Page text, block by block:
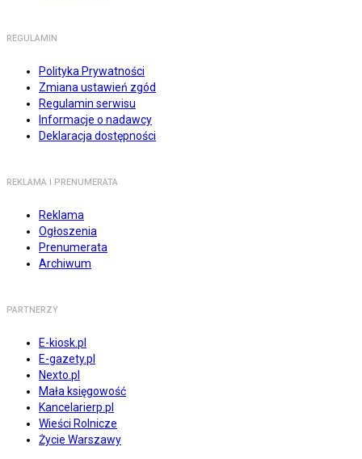
REGULAMIN
Polityka Prywatności
Zmiana ustawień zgód
Regulamin serwisu
Informacje o nadawcy
Deklaracja dostępności
REKLAMA I PRENUMERATA
Reklama
Ogłoszenia
Prenumerata
Archiwum
PARTNERZY
E-kiosk.pl
E-gazety.pl
Nexto.pl
Mała księgowość
Kancelarierp.pl
Wieści Rolnicze
Życie Warszawy